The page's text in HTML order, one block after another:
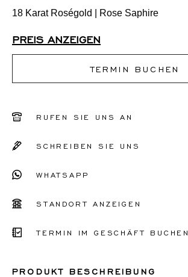
18 Karat Roségold | Rose Saphire
PREIS ANZEIGEN
TERMIN BUCHEN
RUFEN SIE UNS AN
SCHREIBEN SIE UNS
WHATSAPP
STANDORT ANZEIGEN
TERMIN IM GESCHÄFT BUCHEN
PRODUKT BESCHREIBUNG